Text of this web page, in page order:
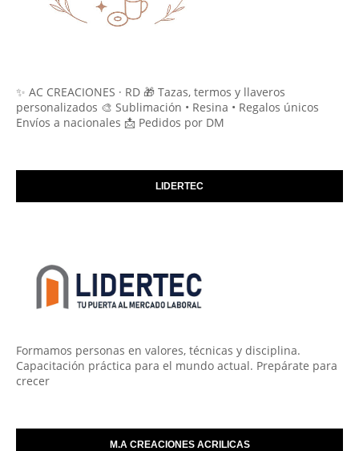
✨ AC CREACIONES · RD 🎁 Tazas, termos y llaveros
personalizados 🎨 Sublimación • Resina • Regalos únicos
Envíos a nacionales 📩 Pedidos por DM
LIDERTEC
Formamos personas en valores, técnicas y disciplina.
Capacitación práctica para el mundo actual. Prepárate para
crecer
M.A CREACIONES ACRILICAS